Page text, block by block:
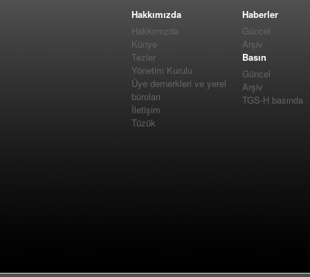
Hakkımızda
Hakkımızda
Künye
Tezler
Yönetim Kurulu
Üye dernerkleri ve yerel
büroları
İletişim
Tüzük
Haberler
Güncel
Arşiv
Basın
Güncel
Arşiv
TGS-H basında